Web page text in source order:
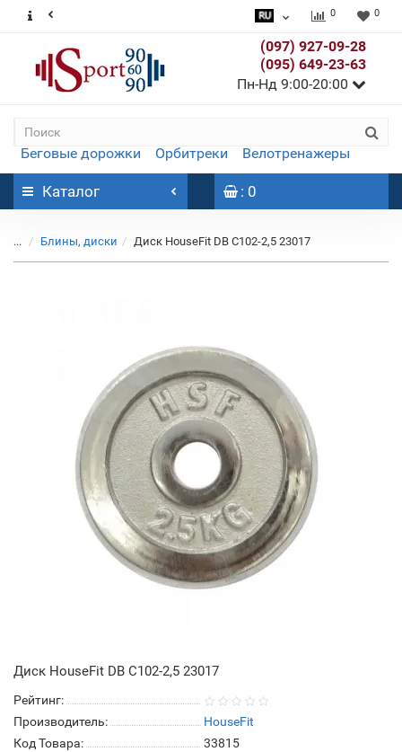
0 0
(097) 927-09-28
(095) 649-23-63
Пн-Нд 9:00-20:00
Беговые дорожки Орбитреки Велотренажеры
Каталог : 0
... Блины, диски Диск HouseFit DB C102-2,5 23017
Диск HouseFit DB C102-2,5 23017
Рейтинг:
Производитель:
HouseFit
Код Товара:
33815